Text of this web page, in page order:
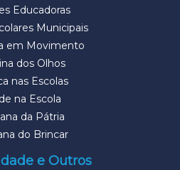
Educadoras
Municipais
em Movimento
dos Olhos
nas Escolas
na Escola
da Pátria
do Brincar
e Outros